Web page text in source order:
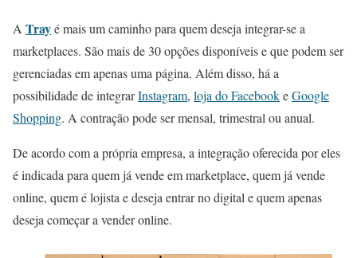
A Trayé mais um caminho para quem deseja integrar-se a
marketplaces. São mais de 30 opções disponíveis e que podem ser
gerenciadas em apenas uma página. Além disso, há a
possibilidade de integrarInstagram, loja do FacebookeGoogle
Shopping. A contração pode ser mensal, trimestral ou anual.
De acordo com a própria empresa, a integração oferecida por eles
é indicada para quem já vende em marketplace, quem já vende
online, quem é lojista e deseja entrar no digital e quem apenas
deseja começar a vender online.